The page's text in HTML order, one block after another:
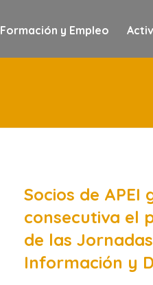
Formación y Empleo
Socios de APEI
consecutiva el
de las
Información y